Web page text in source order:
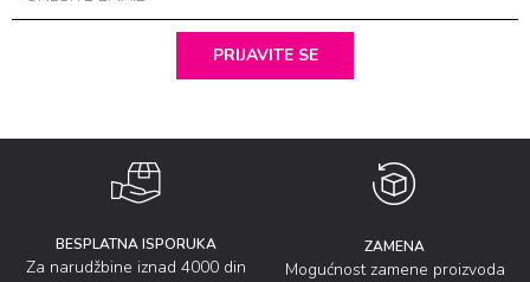
PRIJAVITE SE
BESPLATNA ISPORUKA
Za narudžbine iznad 4000 din
ZAMENA
Mogućnost zamene proizvoda